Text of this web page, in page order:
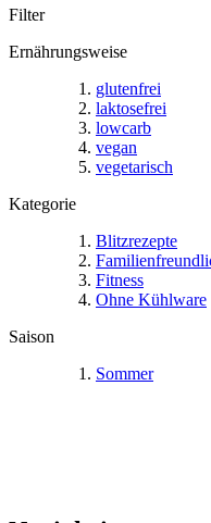
Filter
Ernährungsweise
glutenfrei
laktosefrei
lowcarb
vegan
vegetarisch
Kategorie
Blitzrezepte
Fitness
Ohne Kühlware
Saison
Sommer